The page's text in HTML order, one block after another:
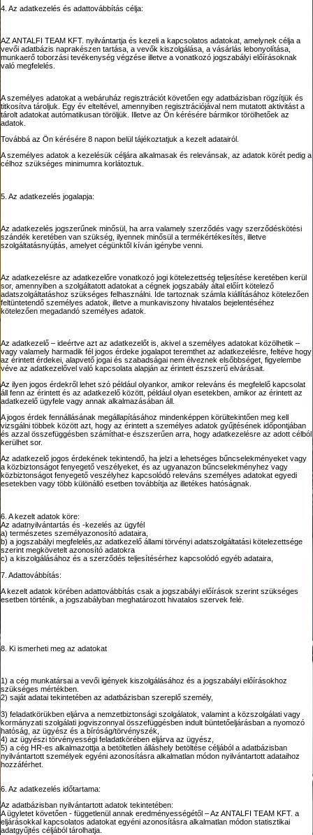
4. Az adatkezelés és adattovábbítás célja:
AZ ANTALFI TEAM KFT. nyilvántartja és kezeli a kapcsolatos adatokat, amelynek célja a
vevői adatbázis naprakészen tartása, a vevők kiszolgálása, a vásárlás lebonyolítása,
munkaerő toborzási tevékenység végzése illetve a vonatkozó jogszabályi előírásoknak
való megfelelés.
A személyes adatokat a webáruház regisztrációt követően egy adatbázisban rögzítjük és
titkosítva tároljuk. Egy év elteltével, amennyiben regisztrációjával nem mutatott aktivitást a
tárolt adatokat autómatikusan töröljük. Illetve az Ön kérésére bármikor törölhetőek az
adatok.
Továbbá az Ön kérésére 8 napon belül tájékoztatjuk a kezelt adatairól.
A személyes adatok a kezelésük céljára alkalmasak és relevánsak, az adatok körét pedig a
célhoz szükséges minimumra korlátoztuk.
5. Az adatkezelés jogalapja:
Az adatkezelés jogszerűnek minősül, ha arra valamely szerződés vagy szerződéskötési
szándék keretében van szükség, ilyennek minősül a termékértékesítés, illetve
szolgáltatásnyújtás, amelyet cégünktől kíván igénybe venni.
Az adatkezelésre az adatkezelőre vonatkozó jogi kötelezettség teljesítése keretében kerül
sor, amennyiben a szolgáltatott adatokat a cégnek jogszabály által előírt kötelező
adatszolgáltatáshoz szükséges felhasználni. Ide tartoznak számla kiállításához kötelezően
feltüntetendő személyes adatok, illetve a munkaviszony hivatalos bejelentéséhez
kötelezően megadandó személyes adatok.
Az adatkezelő – ideértve azt az adatkezelőt is, akivel a személyes adatokat közölhetik –
vagy valamely harmadik fél jogos érdeke jogalapot teremthet az adatkezelésre, feltéve hogy
az érintett érdekei, alapvető jogai és szabadságai nem élveznek elsőbbséget, figyelembe
véve az adatkezelővel való kapcsolata alapján az érintett észszerű elvárásait.
Az ilyen jogos érdekről lehet szó például olyankor, amikor releváns és megfelelő kapcsolat
áll fenn az érintett és az adatkezelő között, például olyan esetekben, amikor az érintett az
adatkezelő ügyfele vagy annak alkalmazásában áll.
A jogos érdek fennállásának megállapításához mindenképpen körültekintően meg kell
vizsgálni többek között azt, hogy az érintett a személyes adatok gyűjtésének időpontjában
és azzal összefüggésben számíthat-e észszerűen arra, hogy adatkezelésre az adott célból
kerülhet sor.
Az adatkezelő jogos érdekének tekintendő, ha jelzi a lehetséges bűncselekményeket vagy
a közbiztonságot fenyegető veszélyeket, és az ugyanazon bűncselekményhez vagy
közbiztonságot fenyegető veszélyhez kapcsolódó releváns személyes adatokat egyedi
esetekben vagy több különálló esetben továbbítja az illetékes hatóságnak.
6. A kezelt adatok köre:
Az adatnyilvántartás és -kezelés az ügyfél
a) természetes személyazonosító adataira,
b) a jogszabályi megfelelés,az adatkezelő állami törvényi adatszolgáltatási kötelezettsége
szerint megkövetelt azonosító adatokra
c) a kiszolgálásához és a szerződés teljesítésérhez kapcsolódó egyéb adataira,
7. Adattovábbítás:
A kezelt adatok körében adattovábbítás csak a jogszabályi előírások szerint szükséges
esetben történik, a jogszabályban meghatározott hivatalos szervek felé.
8. Ki ismerheti meg az adatokat
1) a cég munkatársai a vevői igények kiszolgálásához és a jogszabályi előírásokhoz
szükséges mértékben.
2) saját adatai tekintetében az adatbázisban szereplő személy,
3) feladatkörükben eljárva a nemzetbiztonsági szolgálatok, valamint a közszolgálati vagy
kormányzati szolgálati jogviszonnyal összefüggésben indult büntetőeljárásban a nyomozó
hatóság, az ügyész és a bíróság/törvényszék,
4) az ügyészi törvényességi feladatkörében eljárva az ügyész,
5) a cég HR-es alkalmazottja a betöltetlen álláshely betöltése céljából a adatbázisban
nyilvántartott személyek egyéni azonosításra alkalmatlan módon nyilvántartott adataihoz
hozzáférhet.
6. Az adatkezelés időtartama:
Az adatbázisban nyilvántartott adatok tekintetében:
A ügyletet követően - függetlenül annak eredményességétől – Az ANTALFI TEAM KFT. a
eljárásokkal kapcsolatos adatokat egyéni azonosításra alkalmatlan módon statisztikai
adatgyűjtés céljából tárolhatja.